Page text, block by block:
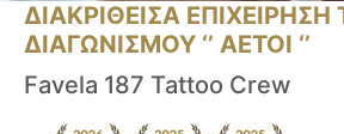
ΔΙΑΚΡΙΘΕΙΣΑ ΕΠΙΧΕΙΡΗΣΗ
ΔΙΑΓΩΝΙΣΜΟΥ ‘’ ΑΕΤΟΙ ‘’
Favela 187 Tattoo Crew